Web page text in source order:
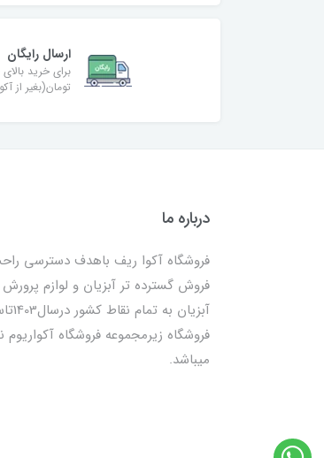
ارسال رایگان
تومان(بغیر از
درباره ما
فروشگاه آکوا ریف باهدف دسترسی
فروش گسترده تر آبزیان و لوازم
فروشگاه زیرمجموعه فروشگاه آکواریوم
میباشد.